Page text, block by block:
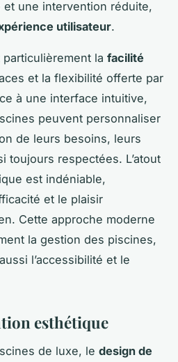
une intervention réduite,
utilisateur.
la facilité
et la flexibilité offerte par
à une interface intuitive,
peuvent personnaliser
de leurs besoins, leurs
toujours respectées. L’atout
est indéniable,
et le plaisir
Cette approche moderne
la gestion des piscines,
l’accessibilité et le
esthétique
de luxe, le design de